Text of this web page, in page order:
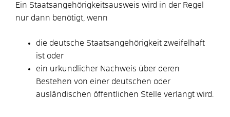
Ein Staatsangehörigkeitsausweis wird in der Regel
nur dann benötigt, wenn
die deutsche Staatsangehörigkeit zweifelhaft
ist oder
ein urkundlicher Nachweis über deren
Bestehen von einer deutschen oder
ausländischen öffentlichen Stelle verlangt wird.